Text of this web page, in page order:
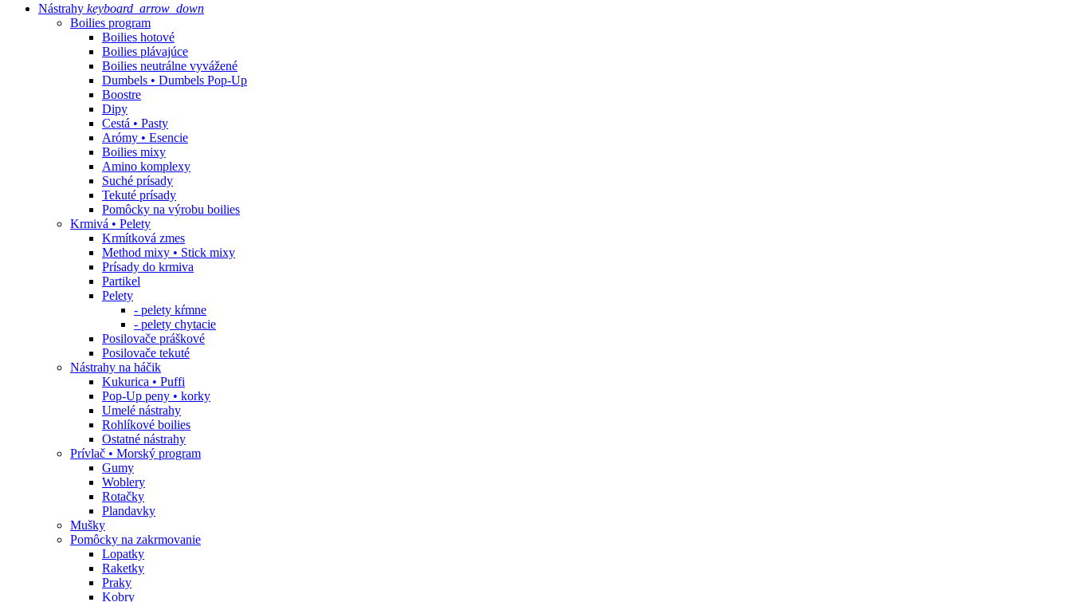
Nástrahy keyboard_arrow_down
Boilies program
Boilies hotové
Boilies plávajúce
Boilies neutrálne vyvážené
Dumbels • Dumbels Pop-Up
Boostre
Dipy
Cestá • Pasty
Arómy • Esencie
Boilies mixy
Amino komplexy
Suché prísady
Tekuté prísady
Pomôcky na výrobu boilies
Krmivá • Pelety
Krmítková zmes
Method mixy • Stick mixy
Prísady do krmiva
Partikel
Pelety
- pelety kŕmne
- pelety chytacie
Posilovače práškové
Posilovače tekuté
Nástrahy na háčik
Kukurica • Puffi
Pop-Up peny • korky
Umelé nástrahy
Rohlíkové boilies
Ostatné nástrahy
Prívlač • Morský program
Gumy
Woblery
Rotačky
Plandavky
Mušky
Pomôcky na zakrmovanie
Lopatky
Raketky
Praky
Kobry